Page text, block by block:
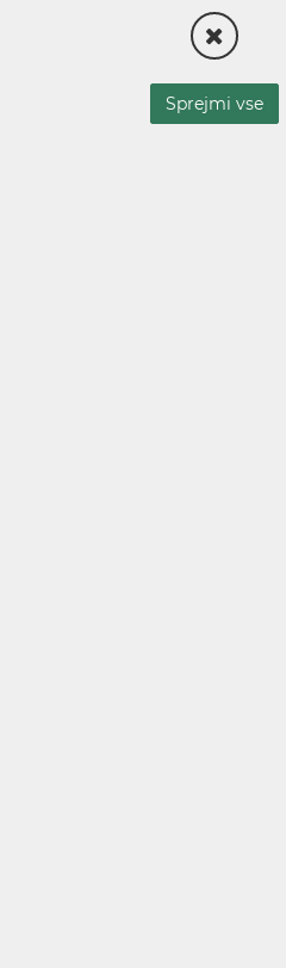
odpadni
Implementacija
in odpadni embalaži
MOPE je koncem aprila
pričetku uporabe PPWR
proizvajalce. Manjka tako
zakonodaja, poleg tega
sistemsko niso pripravljena
preverljivo zaračunavanje
kril občan preko položnic s
Začetka celovitega
ni mogoče pričakovati
Sprejmi vse